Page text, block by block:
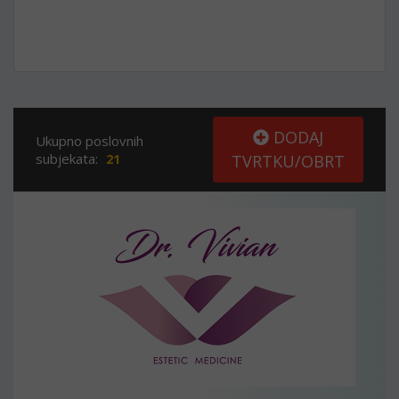
Ukupno poslovnih
subjekata: 21
DODAJ
TVRTKU/OBRT